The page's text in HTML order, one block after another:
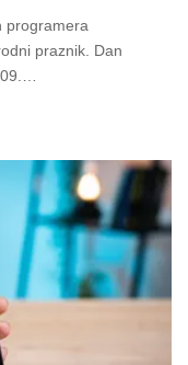
programera
praznik. Dan